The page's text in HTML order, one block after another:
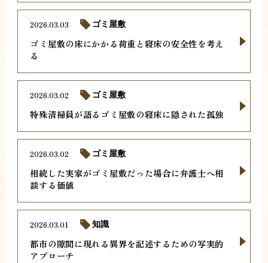
ゴミ屋敷の床にかかる荷重と寝床の安全性を考え
る
2026.03.03 ゴミ屋敷
特殊清掃員が語るゴミ屋敷の寝床に隠された孤独
2026.03.02 ゴミ屋敷
相続した実家がゴミ屋敷だった場合に弁護士へ相
談する価値
2026.03.02 ゴミ屋敷
都市の隙間に現れる異界を記述するための写実的
アプローチ
2026.03.01 知識